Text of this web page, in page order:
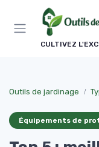
CULTIVEZ
Outils de jardinage
Équipements de
Panneau de gestion